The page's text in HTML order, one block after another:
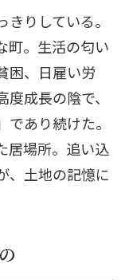
りしている。
町。生活の匂い
困、日雇い労
成長の陰で、
あり続けた。
居場所。追い込
、土地の記憶に